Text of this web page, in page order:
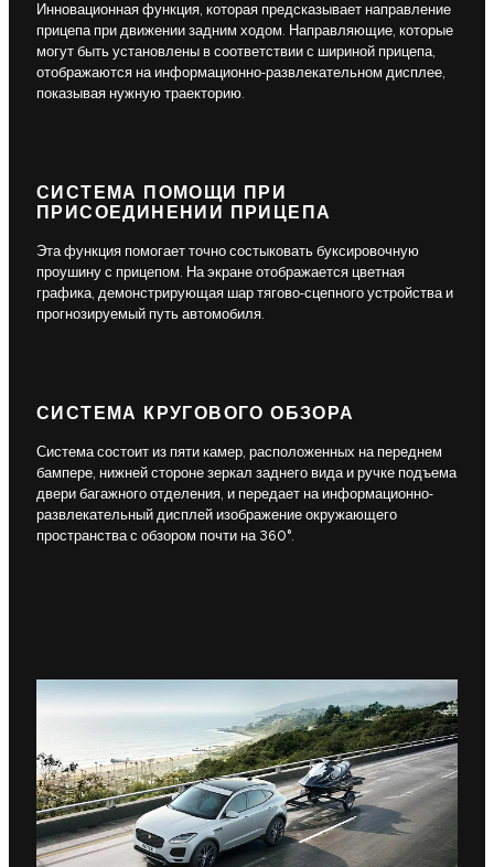
Инновационная функция, которая предсказывает направление
прицепа при движении задним ходом. Направляющие, которые
могут быть установлены в соответствии с шириной прицепа,
отображаются на информационно-развлекательном дисплее,
показывая нужную траекторию.
СИСТЕМА ПОМОЩИ ПРИ
ПРИСОЕДИНЕНИИ ПРИЦЕПА
Эта функция помогает точно состыковать буксировочную
проушину с прицепом. На экране отображается цветная
графика, демонстрирующая шар тягово-сцепного устройства и
прогнозируемый путь автомобиля.
СИСТЕМА КРУГОВОГО ОБЗОРА
Система состоит из пяти камер, расположенных на переднем
бампере, нижней стороне зеркал заднего вида и ручке подъема
двери багажного отделения, и передает на информационно-
развлекательный дисплей изображение окружающего
пространства с обзором почти на 360°.